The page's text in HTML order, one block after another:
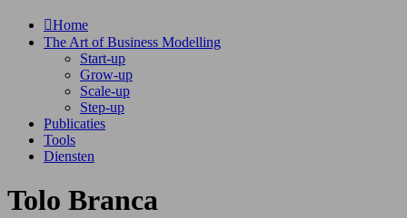
Home
The Art of Business Modelling
Start-up
Grow-up
Scale-up
Step-up
Publicaties
Tools
Diensten
Tolo Branca